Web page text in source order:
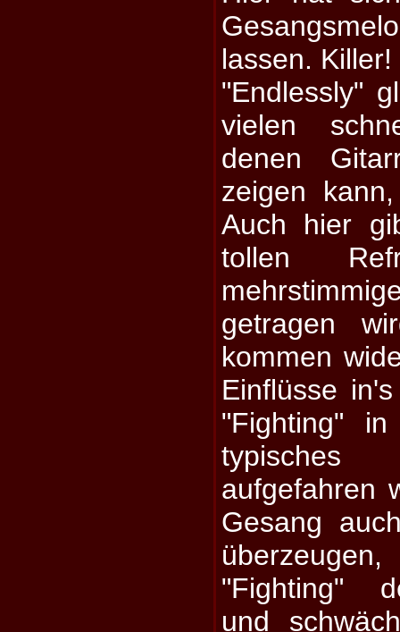
lassen. Killer!
"Endlessly"
vielen
denen
zeigen
Auch hier
tollen
getragen
kommen
Einflüsse
"Fighting"
aufgefahren
Gesang
"Fighting"
und